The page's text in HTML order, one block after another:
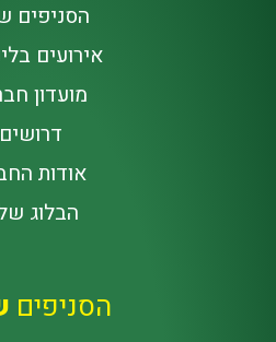
הסניפים
אירועים
מועדון
דרושים
אודות
הבלוג
הסניפים